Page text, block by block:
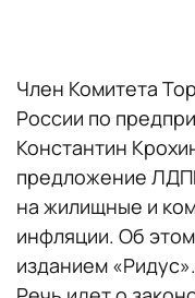
Член Комитета
России по
Константин
предложение
на жилищные и
инфляции. Об
изданием «Ридус».